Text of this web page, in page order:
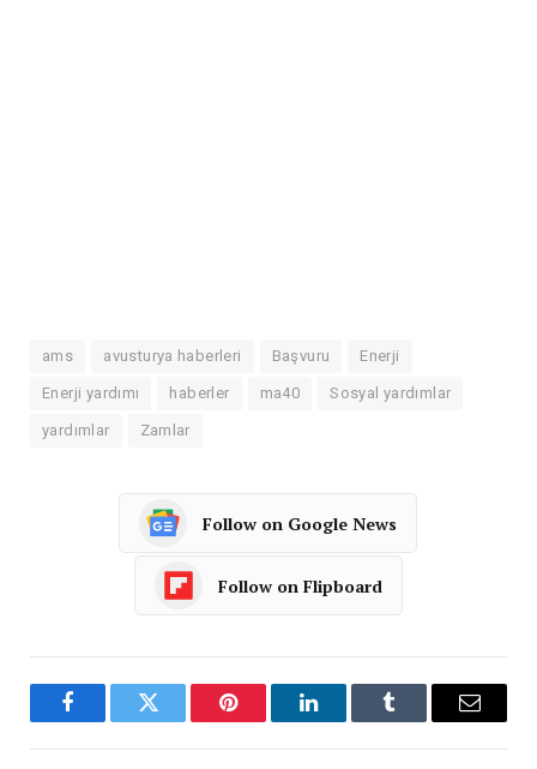
ams avusturya haberleri Başvuru Enerji
Enerji yardımı haberler ma40 Sosyal yardımlar
yardımlar Zamlar
Follow on Google News
Follow on Flipboard
FacebookTwitter Pinterest LinkedInTumblr Email